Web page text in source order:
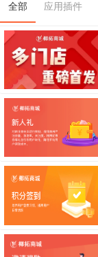
全部 应用插件